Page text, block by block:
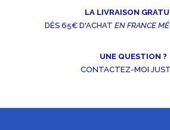
LA LIVRAISON
DÈS 65€ D'ACHATEN FRANCE
UNE QUESTION ?
CONTACTEZ-MOI